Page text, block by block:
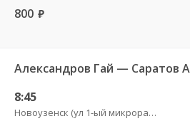
800 руб.
Александров Гай — Саратов
8:45
Новоузенск (ул 1-ый микрорайон 12)